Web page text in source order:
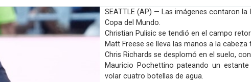
SEATTLE (AP) — Las imágenes contaron
Copa del Mundo.
Christian Pulisic se tendió en el campo
Matt Freese se lleva las manos a la
Chris Richards se desplomó en el suelo,
Mauricio Pochettino pateando un
volar cuatro botellas de agua.